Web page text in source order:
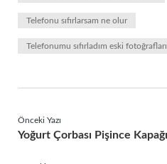
Telefonu sıfırlarsam ne olur
Telefonumu sıfırladım eski
Önceki Yazı
Yoğurt Çorbası Pişince